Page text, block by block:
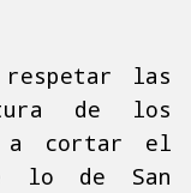
las
de los
a cortar el
lo de San